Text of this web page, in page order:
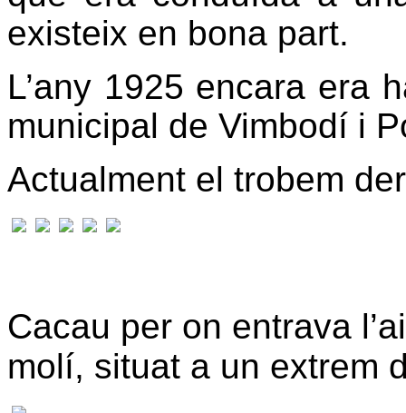
existeix en bona part.
L’any 1925 encara era
municipal de Vimbodí i
Actualment el trobem
Cacau per on entrava
molí, situat a un extrem